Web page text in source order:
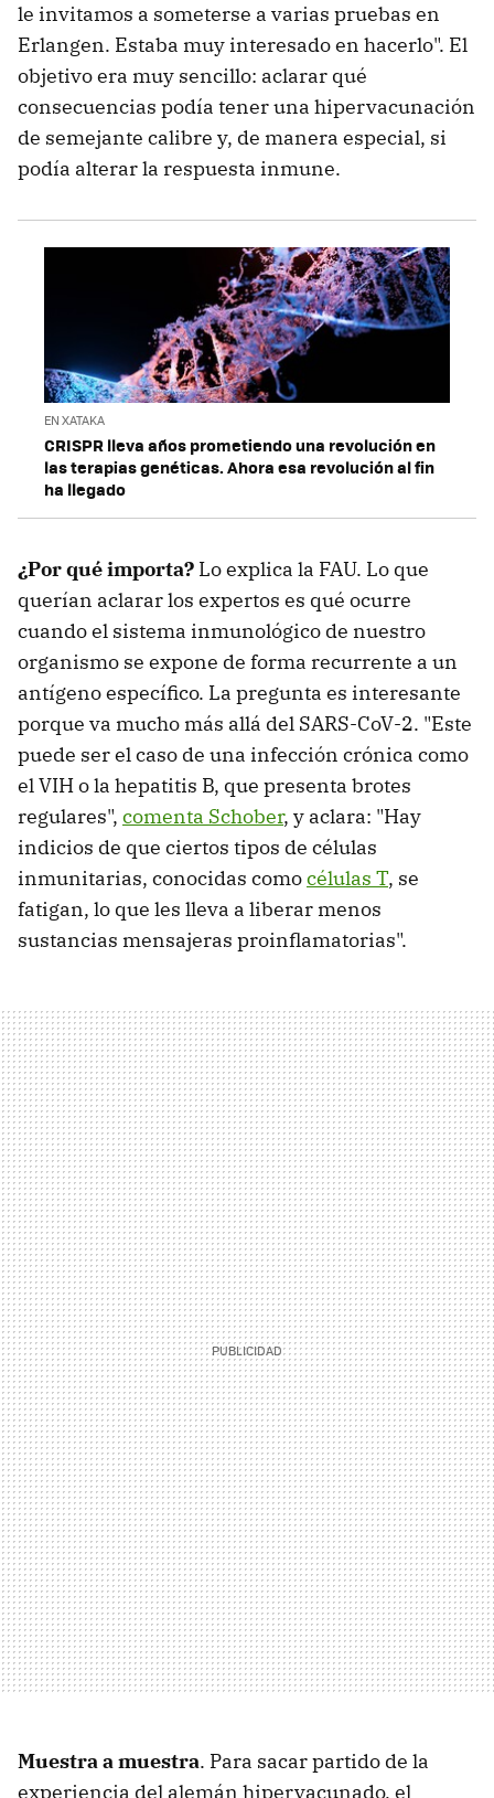
le invitamos a someterse a varias pruebas en
Erlangen. Estaba muy interesado en hacerlo". El
objetivo era muy sencillo: aclarar qué
consecuencias podía tener una hipervacunación
de semejante calibre y, de manera especial, si
podía alterar la respuesta inmune.
EN XATAKA
CRISPR lleva años prometiendo una revolución en
las terapias genéticas. Ahora esa revolución al fin
ha llegado
¿Por qué importa? Lo explica la FAU. Lo que
querían aclarar los expertos es qué ocurre
cuando el sistema inmunológico de nuestro
organismo se expone de forma recurrente a un
antígeno específico. La pregunta es interesante
porque va mucho más allá del SARS-CoV-2. "Este
puede ser el caso de una infección crónica como
el VIH o la hepatitis B, que presenta brotes
regulares", comenta Schober, y aclara: "Hay
indicios de que ciertos tipos de células
inmunitarias, conocidas comocélulas T, se
fatigan, lo que les lleva a liberar menos
sustancias mensajeras proinflamatorias".
Muestra a muestra. Para sacar partido de la
experiencia del alemán hipervacunado, el